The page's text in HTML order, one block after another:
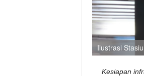
Ilustrasi
Kesiapan